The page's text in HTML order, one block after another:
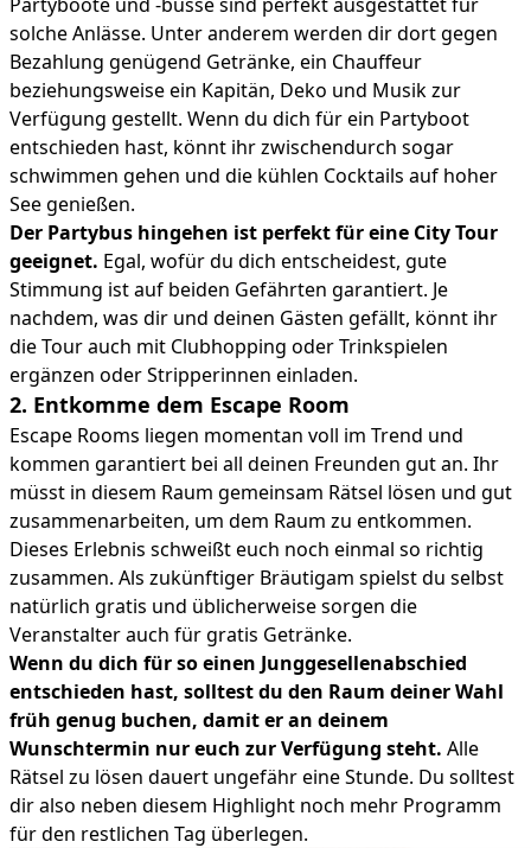
solche Anlässe. Unter anderem werden dir dort gegen
Bezahlung genügend Getränke, ein Chauffeur
beziehungsweise ein Kapitän, Deko und Musik zur
Verfügung gestellt. Wenn du dich für ein Partyboot
entschieden hast, könnt ihr zwischendurch sogar
schwimmen gehen und die kühlen Cocktails auf hoher
See genießen.
Der Partybus hingehen ist perfekt für eine City Tour
geeignet. Egal, wofür du dich entscheidest, gute
Stimmung ist auf beiden Gefährten garantiert. Je
nachdem, was dir und deinen Gästen gefällt, könnt ihr
die Tour auch mit Clubhopping oder Trinkspielen
ergänzen oder Stripperinnen einladen.
2. Entkomme dem Escape Room
Escape Rooms liegen momentan voll im Trend und
kommen garantiert bei all deinen Freunden gut an. Ihr
müsst in diesem Raum gemeinsam Rätsel lösen und gut
zusammenarbeiten, um dem Raum zu entkommen.
Dieses Erlebnis schweißt euch noch einmal so richtig
zusammen. Als zukünftiger Bräutigam spielst du selbst
natürlich gratis und üblicherweise sorgen die
Veranstalter auch für gratis Getränke.
Wenn du dich für so einen Junggesellenabschied
entschieden hast, solltest du den Raum deiner Wahl
früh genug buchen, damit er an deinem
Wunschtermin nur euch zur Verfügung steht. Alle
Rätsel zu lösen dauert ungefähr eine Stunde. Du solltest
dir also neben diesem Highlight noch mehr Programm
für den restlichen Tag überlegen.